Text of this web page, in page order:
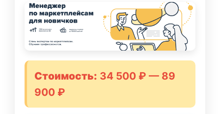
Стоимость: 34 500 ₽ — 89
900 ₽